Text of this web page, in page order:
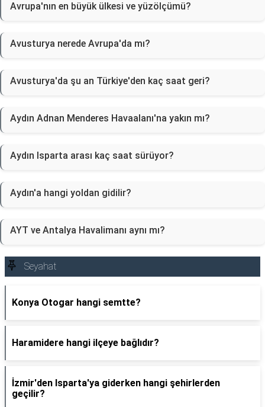
Avrupa'nın en büyük ülkesi ve yüzölçümü?
Avusturya nerede Avrupa'da mı?
Avusturya'da şu an Türkiye'den kaç saat geri?
Aydın Adnan Menderes Havaalanı'na yakın mı?
Aydın Isparta arası kaç saat sürüyor?
Aydın'a hangi yoldan gidilir?
AYT ve Antalya Havalimanı aynı mı?
Seyahat
Konya Otogar hangi semtte?
Haramidere hangi ilçeye bağlıdır?
İzmir'den Isparta'ya giderken hangi şehirlerden
geçilir?